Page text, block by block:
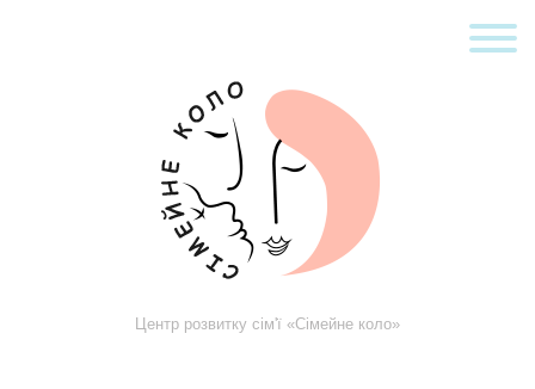
Центр розвитку сім'ї «Сімейне коло»